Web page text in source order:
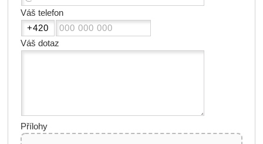
Váš telefon
Váš dotaz
Přílohy